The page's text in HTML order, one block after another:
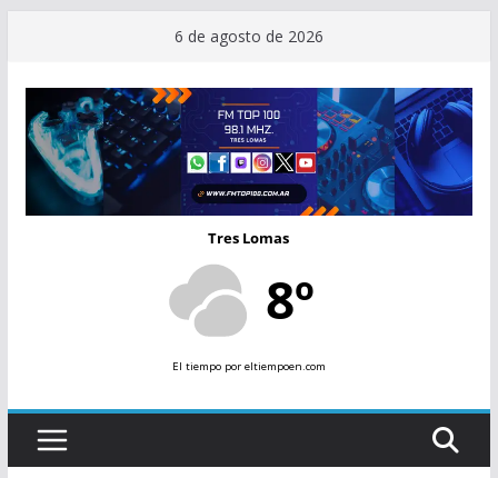
contenido
6 de agosto de 2026
Tres Lomas
8º
El tiempopor eltiempoen.com